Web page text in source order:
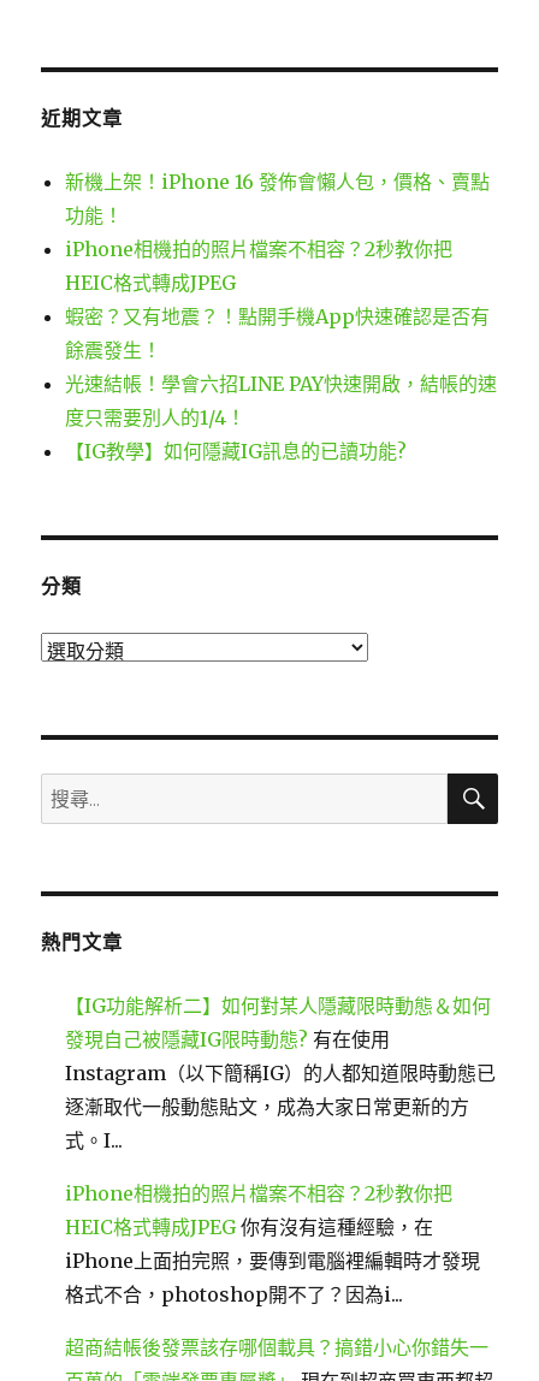
近期文章
新機上架！iPhone 16 發佈會懶人包，價格、賣點
功能！
iPhone相機拍的照片檔案不相容？2秒教你把
HEIC格式轉成JPEG
蝦密？又有地震？！點開手機App快速確認是否有
餘震發生！
光速結帳！學會六招LINE PAY快速開啟，結帳的速
度只需要別人的1/4！
【IG教學】如何隱藏IG訊息的已讀功能?
分類
分
搜
尋
鍵
搜
熱門文章
【IG功能解析二】如何對某人隱藏限時動態＆如何
發現自己被隱藏IG限時動態? 有在使用
Instagram（以下簡稱IG）的人都知道限時動態已
逐漸取代一般動態貼文，成為大家日常更新的方
式。I...
iPhone相機拍的照片檔案不相容？2秒教你把
HEIC格式轉成JPEG 你有沒有這種經驗，在
iPhone上面拍完照，要傳到電腦裡編輯時才發現
格式不合，photoshop開不了？因為i...
超商結帳後發票該存哪個載具？搞錯小心你錯失一